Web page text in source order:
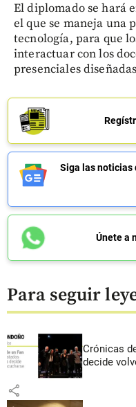
El diplomado se hará
el que se maneja una
tecnología, para que
interactuar con los
presenciales
Siga las noticias
Únete a
Para seguir
Crónicas
decide
share